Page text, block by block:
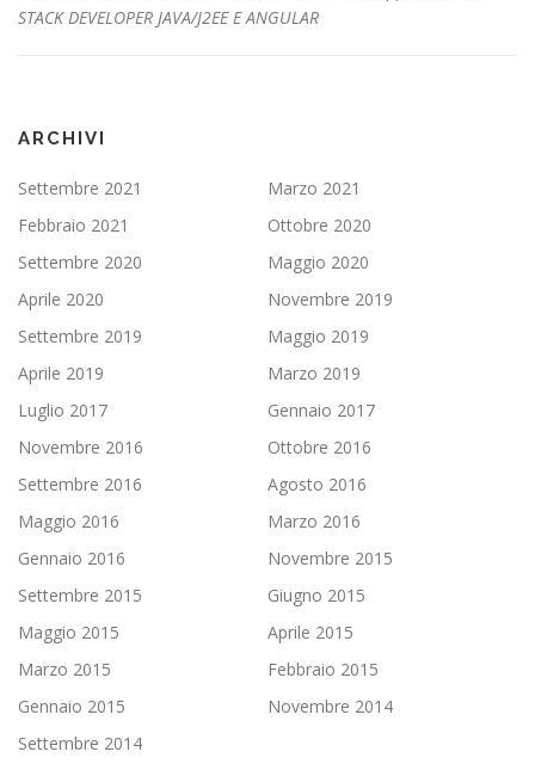
STACK DEVELOPER JAVA/J2EE E ANGULAR
ARCHIVI
Settembre 2021
Marzo 2021
Febbraio 2021
Ottobre 2020
Settembre 2020
Maggio 2020
Aprile 2020
Novembre 2019
Settembre 2019
Maggio 2019
Aprile 2019
Marzo 2019
Luglio 2017
Gennaio 2017
Novembre 2016
Ottobre 2016
Settembre 2016
Agosto 2016
Maggio 2016
Marzo 2016
Gennaio 2016
Novembre 2015
Settembre 2015
Giugno 2015
Maggio 2015
Aprile 2015
Marzo 2015
Febbraio 2015
Gennaio 2015
Novembre 2014
Settembre 2014